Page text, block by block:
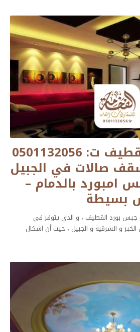
جبس بورد القطيف ت: 0501132056
صالات في الجبيل
امبورد بالدمام –
بسيطة
جبس بورد القطيف ، و الذي يتوفر في
و الشرقية و الجبيل ، حيث أن اشكال